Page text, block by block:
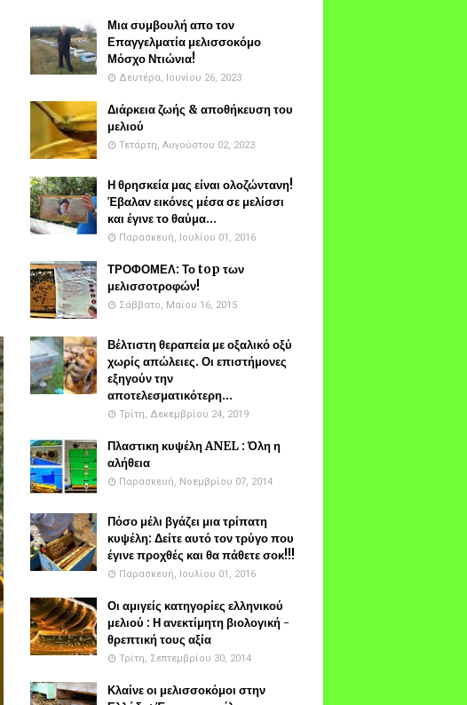
Μια συμβουλή απο τον
Επαγγελματία μελισσοκόμο
Μόσχο Ντιώνια!
Δευτέρα, Ιουνίου 26, 2023
Διάρκεια ζωής & αποθήκευση του
μελιού
Τετάρτη, Αυγούστου 02, 2023
Η θρησκεία μας είναι ολοζώντανη!
Έβαλαν εικόνες μέσα σε μελίσσι
και έγινε το θαύμα...
Παρασκευή, Ιουλίου 01, 2016
ΤΡΟΦΟΜΕΛ: Το top των
μελισσοτροφών!
Σάββατο, Μαΐου 16, 2015
Βέλτιστη θεραπεία με οξαλικό οξύ
χωρίς απώλειες. Οι επιστήμονες
εξηγούν την
αποτελεσματικότερη...
Τρίτη, Δεκεμβρίου 24, 2019
Πλαστικη κυψέλη ANEL : Όλη η
αλήθεια
Παρασκευή, Νοεμβρίου 07, 2014
Πόσο μέλι βγάζει μια τρίπατη
κυψέλη: Δείτε αυτό τον τρύγο που
έγινε προχθές και θα πάθετε σοκ!!!
Παρασκευή, Ιουλίου 01, 2016
Οι αμιγείς κατηγορίες ελληνικού
μελιού : Η ανεκτίμητη βιολογική -
θρεπτική τους αξία
Τρίτη, Σεπτεμβρίου 30, 2014
Κλαίνε οι μελισσοκόμοι στην